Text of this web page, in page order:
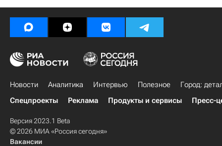
Новости Аналитика Интервью Полезное
Город:
Спецпроекты
Реклама Продукты и сервисы Пресс-
Версия 2023.1 Beta
© 2026 МИА «Россия сегодня»
Вакансии